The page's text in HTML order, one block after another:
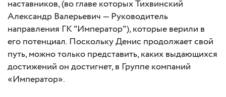
наставников, (во главе которых Тихвинский
Александр Валерьевич — Руководитель
направления ГК "Император"), которые верили в
его потенциал. Поскольку Денис продолжает свой
путь, можно только представить, каких выдающихся
достижений он достигнет, в Группе компаний
«Император».